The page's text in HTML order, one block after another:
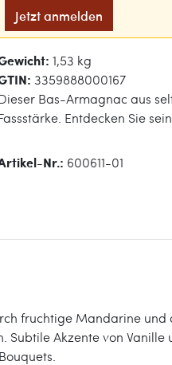
Jetzt anmelden
1,53 kg
3359888000167
Bas-Armagnac aus
Entdecken Sie
Nr.: 600611-01
fruchtige Mandarine
Subtile Akzente von